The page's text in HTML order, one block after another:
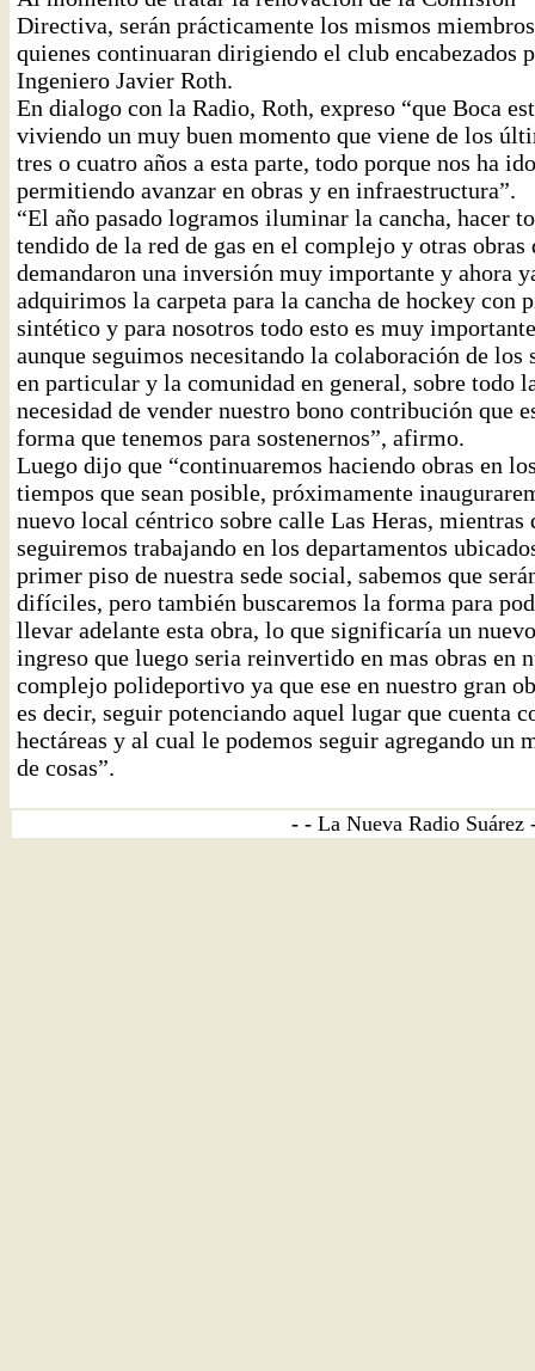
Directiva, serán prácticamente los mismos miembros
quienes continuaran dirigiendo el club encabezados
Ingeniero Javier Roth.
En dialogo con la Radio, Roth, expreso “que Boca
viviendo un muy buen momento que viene de los
tres o cuatro años a esta parte, todo porque nos ha ido
permitiendo avanzar en obras y en infraestructura”.
“El año pasado logramos iluminar la cancha, hacer
tendido de la red de gas en el complejo y otras obras
demandaron una inversión muy importante y ahora
adquirimos la carpeta para la cancha de hockey con
sintético y para nosotros todo esto es muy
aunque seguimos necesitando la colaboración de los
en particular y la comunidad en general, sobre todo
necesidad de vender nuestro bono contribución que
forma que tenemos para sostenernos”, afirmo.
Luego dijo que “continuaremos haciendo obras en
tiempos que sean posible, próximamente
nuevo local céntrico sobre calle Las Heras, mientras
seguiremos trabajando en los departamentos
primer piso de nuestra sede social, sabemos que
difíciles, pero también buscaremos la forma para
llevar adelante esta obra, lo que significaría un nuevo
ingreso que luego seria reinvertido en mas obras en
complejo polideportivo ya que ese en nuestro gran
es decir, seguir potenciando aquel lugar que cuenta
hectáreas y al cual le podemos seguir agregando un
de cosas”.
- - La Nueva Radio